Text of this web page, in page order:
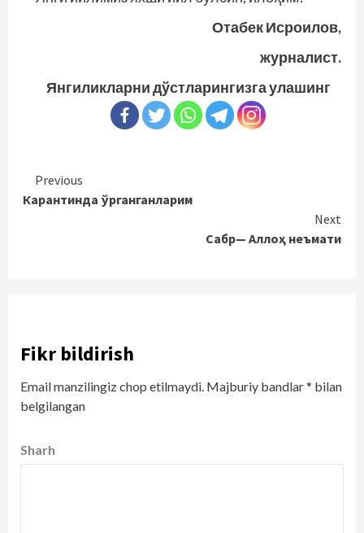
Отабек Исроилов,
журналист.
Янгиликларни дўстларингизга улашинг
Continue
Reading
Previous
Карантинда ўрганганларим
Next
Сабр— Аллоҳ неъмати
Fikr bildirish
Email manzilingiz chop etilmaydi. Majburiy bandlar* bilan
belgilangan
Sharh